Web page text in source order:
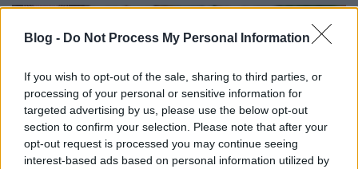
Blog - Do Not Process My Personal Information
If you wish to opt-out of the sale, sharing to third parties, or
processing of your personal or sensitive information for
targeted advertising by us, please use the below opt-out
section to confirm your selection. Please note that after your
opt-out request is processed you may continue seeing
interest-based ads based on personal information utilized by